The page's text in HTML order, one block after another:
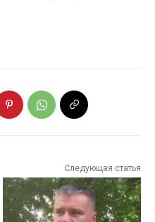
Следующая статья